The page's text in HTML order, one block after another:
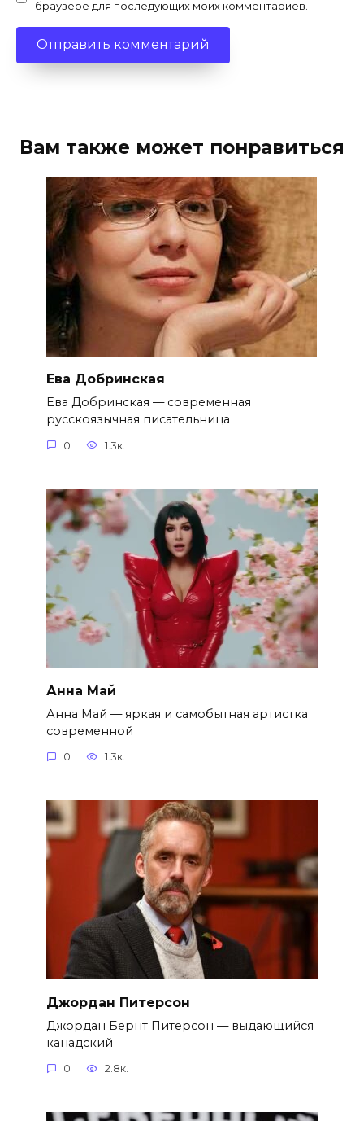
браузере для последующих моих комментариев.
Вам также может понравиться
Ева Добринская
Ева Добринская — современная
русскоязычная писательница
0 1.3к.
Анна Май
Анна Май — яркая и самобытная артистка
современной
0 1.3к.
Джордан Питерсон
Джордан Бернт Питерсон — выдающийся
канадский
0 2.8к.